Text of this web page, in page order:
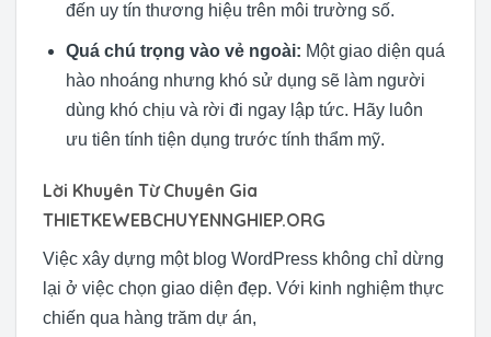
đến uy tín thương hiệu trên môi trường số.
Quá chú trọng vào vẻ ngoài: Một giao diện quá
hào nhoáng nhưng khó sử dụng sẽ làm người
dùng khó chịu và rời đi ngay lập tức. Hãy luôn
ưu tiên tính tiện dụng trước tính thẩm mỹ.
Lời Khuyên Từ Chuyên Gia
THIETKEWEBCHUYENNGHIEP.ORG
Việc xây dựng một blog WordPress không chỉ dừng
lại ở việc chọn giao diện đẹp. Với kinh nghiệm thực
chiến qua hàng trăm dự án,